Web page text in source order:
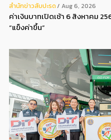
สํานักข่าวสับปะรด Aug 6, 2026
ค่าเงินบาทเปิดเช้า 6 สิงหาคม
“แข็งค่าขึ้น”